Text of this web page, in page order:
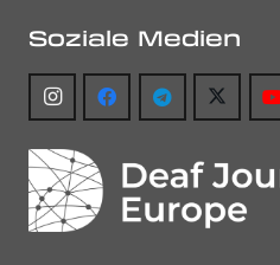
Soziale Medien